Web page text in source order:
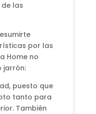
las
por las
Home no
jarrón:
puesto que
tanto para
También